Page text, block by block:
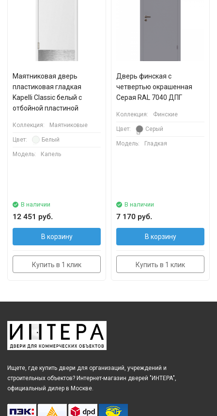
Маятниковая дверь
пластиковая гладкая
Kapelli Classic белый с
отбойной пластиной
Коллекция: Маятниковые
Цвет: Белый
Модель: Капель
В наличии
12 451 руб.
В корзину
Купить в 1 клик
Дверь финская с
четвертью окрашенная
Серая RAL 7040 ДПГ
Коллекция: Финские
Цвет: Серый
Модель: Гладкая
В наличии
7 170 руб.
В корзину
Купить в 1 клик
Ищете, где купить двери для организаций, учреждений и
строительных объектов? Интернет-магазин дверей "ИНТЕРА",
официальный дилер в Москве.